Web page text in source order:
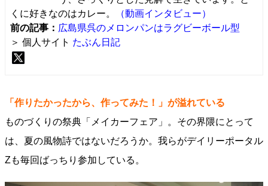
くに好きなのはカレー。
（動画インタビュー）
前の記事： 広島県呉のメロンパンはラグビーボール型
＞ 個人サイト たぶん日記
「作りたかったから、作ってみた！」が溢れている
ものづくりの祭典「メイカーフェア」。その界隈にとって
は、夏の風物詩ではないだろうか。我らがデイリーポータル
Zも毎回ばっちり参加している。